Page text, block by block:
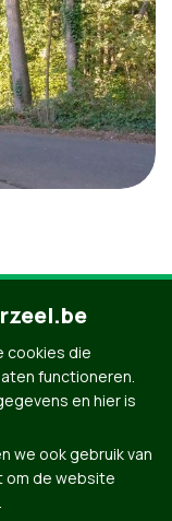
cookies die
functioneren.
en hier is
we ook gebruik van
om de website